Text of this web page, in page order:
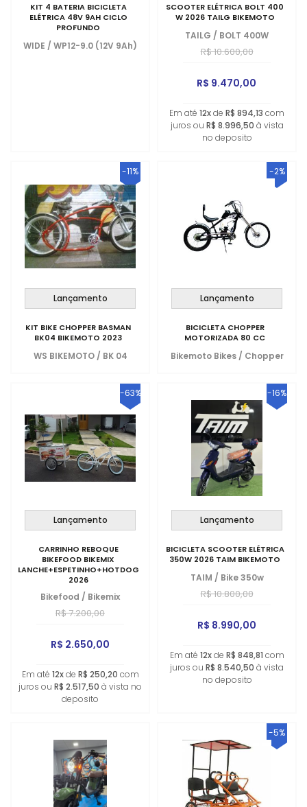
KIT 4 BATERIA BICICLETA
ELÉTRICA 48V 9AH CICLO
PROFUNDO
WIDE / WP12-9.0 (12V 9Ah)
SCOOTER ELÉTRICA BOLT 400
W 2026 TAILG BIKEMOTO
TAILG / BOLT 400W
R$ 10.600,00
R$ 9.470,00
Em até 12xde R$ 894,13 com
juros ou R$ 8.996,50 à vista
no deposito
-11%
Lançamento
KIT BIKE CHOPPER BASMAN
BK04 BIKEMOTO 2023
WS BIKEMOTO / BK 04
-2%
Lançamento
BICICLETA CHOPPER
MOTORIZADA 80 CC
Bikemoto Bikes / Chopper
-63%
Lançamento
CARRINHO REBOQUE
BIKEFOOD BIKEMIX
LANCHE+ESPETINHO+HOTDOG+FRITURA
2026
Bikefood / Bikemix
R$ 7.200,00
R$ 2.650,00
Em até 12xde R$ 250,20 com
juros ou R$ 2.517,50 à vista no
deposito
-16%
Lançamento
BICICLETA SCOOTER ELÉTRICA
350W 2026 TAIM BIKEMOTO
TAIM / Bike 350w
R$ 10.800,00
R$ 8.990,00
Em até 12xde R$ 848,81 com
juros ou R$ 8.540,50 à vista
no deposito
-5%